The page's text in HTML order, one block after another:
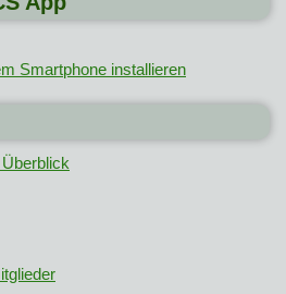
Smartphone installieren